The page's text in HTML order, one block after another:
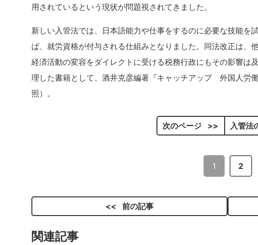
用されているという現状が問題視されてきました。
新しい入管法では、日本語能力や仕事をするのに必要な技能を
ば、就労資格が付与される仕組みとなりました。同法改正は、
経済活動の変容をダイレクトに受ける税務行政にもその影響は
理した書籍として、酒井克彦編著『キャッチアップ 外国人労
照）。
次のページ 入管法
1 2
前の記事
関連記事